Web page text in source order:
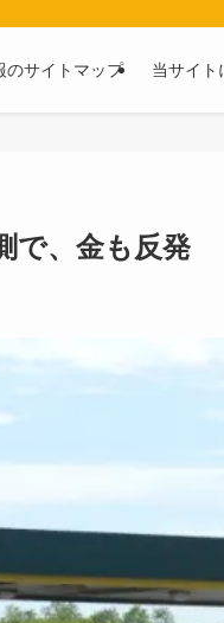
。お金に関する情報の口コミ
のサイトマップ 当サイト
で、金も反発